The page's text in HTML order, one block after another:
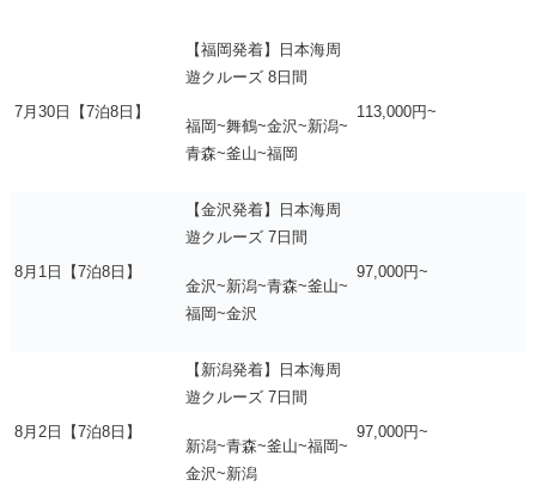
7月30日【7泊8日】
【福岡発着】日本海周
遊クルーズ 8日間
福岡~舞鶴~金沢~新潟~
青森~釜山~福岡
113,000円~
8月1日【7泊8日】
【金沢発着】日本海周
遊クルーズ 7日間
金沢~新潟~青森~釜山~
福岡~金沢
97,000円~
8月2日【7泊8日】
【新潟発着】日本海周
遊クルーズ 7日間
新潟~青森~釜山~福岡~
金沢~新潟
97,000円~